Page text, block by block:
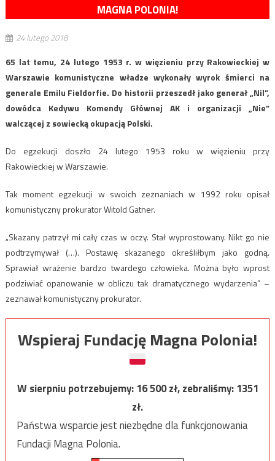
MAGNA POLONIA!
24 lutego 2018
65 lat temu, 24 lutego 1953 r. w więzieniu przy Rakowieckiej w
Warszawie komunistyczne władze wykonały wyrok śmierci na
generale Emilu Fieldorfie. Do historii przeszedł jako generał „Nil”,
dowódca Kedywu Komendy Głównej AK i organizacji „Nie”
walczącej z sowiecką okupacją Polski.
Do egzekucji doszło 24 lutego 1953 roku w więzieniu przy
Rakowieckiej w Warszawie.
Tak moment egzekucji w swoich zeznaniach w 1992 roku opisał
komunistyczny prokurator Witold Gatner.
„Skazany patrzył mi cały czas w oczy. Stał wyprostowany. Nikt go nie
podtrzymywał (…). Postawę skazanego określiłbym jako godną.
Sprawiał wrażenie bardzo twardego człowieka. Można było wprost
podziwiać opanowanie w obliczu tak dramatycznego wydarzenia” –
zeznawał komunistyczny prokurator.
Wspieraj Fundację Magna Polonia!
W sierpniu potrzebujemy:16 500zł, zebraliśmy:1351
zł.
Państwa wsparcie jest niezbędne dla funkcjonowania
Fundacji Magna Polonia.